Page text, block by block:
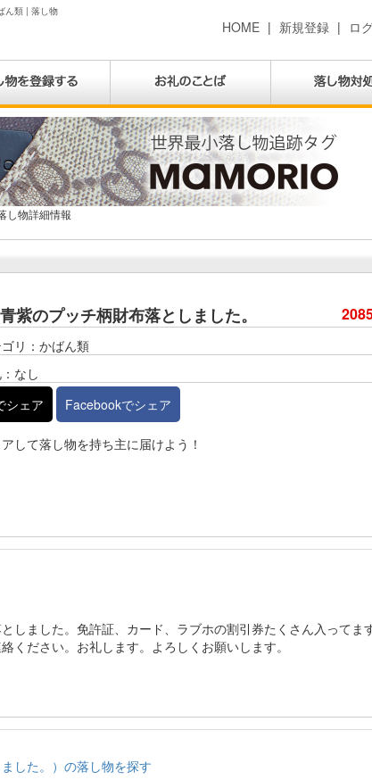
ん類 | 落し物
HOME | 新規登録 | ロ
し物詳細情報
青紫のプッチ柄財布落としました。
リ：かばん類
なし
シェア
Facebookでシェア
して落し物を持ち主に届けよう！
しました。免許証、カード、ラブホの割引券たくさん入ってま
ください。お礼します。よろしくお願いします。
した。）の落し物を探す